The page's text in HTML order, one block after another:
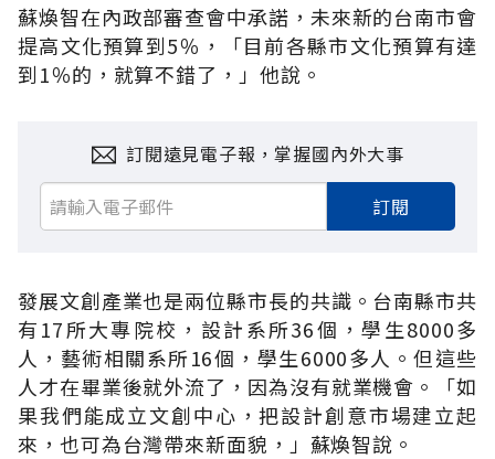
蘇煥智在內政部審查會中承諾，未來新的台南市會
提高文化預算到5％，「目前各縣市文化預算有達
到1％的，就算不錯了，」他說。
訂閱遠見電子報，掌握國內外大事
訂閱
發展文創產業也是兩位縣市長的共識。台南縣市共
有17所大專院校，設計系所36個，學生8000多
人，藝術相關系所16個，學生6000多人。但這些
人才在畢業後就外流了，因為沒有就業機會。「如
果我們能成立文創中心，把設計創意市場建立起
來，也可為台灣帶來新面貌，」蘇煥智說。